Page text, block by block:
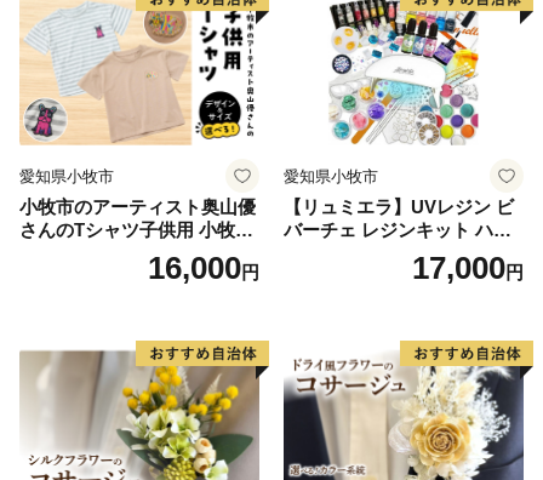
愛知県小牧市
小牧市のアーティスト奥山優
さんのTシャツ子供用 小牧市
16,000円
愛知県小牧市
【リュミエラ】UVレジン ビ
バーチェ レジンキット ハン
ドメイド レジンクラフト ア
クセサリーキット 手作り セ
17,000円